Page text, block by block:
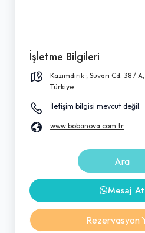
İşletme Bilgileri
Kazımdirik ; Süvari Cd. 38 /
Türkiye
İletişim bilgisi mevcut değil.
www.bobanova.com.tr
Ara
Mesaj At
Rezervasyon